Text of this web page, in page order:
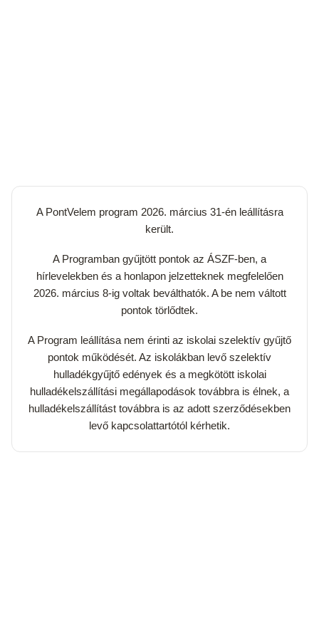
A PontVelem program 2026. március 31-én leállításra
került.
A Programban gyűjtött pontok az ÁSZF-ben, a
hírlevelekben és a honlapon jelzetteknek megfelelően
2026. március 8-ig voltak beválthatók. A be nem váltott
pontok törlődtek.
A Program leállítása nem érinti az iskolai szelektív gyűjtő
pontok működését. Az iskolákban levő szelektív
hulladékgyűjtő edények és a megkötött iskolai
hulladékelszállítási megállapodások továbbra is élnek, a
hulladékelszállítást továbbra is az adott szerződésekben
levő kapcsolattartótól kérhetik.